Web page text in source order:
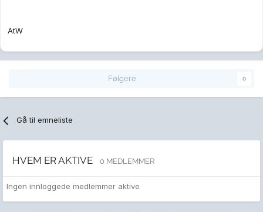
AtW
Følgere 0
Gå til emneliste
HVEM ER AKTIVE 0 MEDLEMMER
Ingen innloggede medlemmer aktive